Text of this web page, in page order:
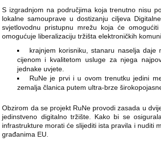
S izgradnjom na područjima koja trenutno nisu
lokalne samouprave u dostizanju ciljeva
svjetlovodnu pristupnu mrežu koja će
omogućuje liberalizaciju tržišta elektroničkih
krajnjem korisniku, stanaru naselja
cijenom i kvalitetom usluge za njega
jednake uvjete.
RuNe je prvi i u ovom trenutku jedini
zemalja članica putem ultra-brze
Obzirom da se projekt RuNe provodi zasada u
jedinstveno digitalno tržište. Kako bi se
infrastrukture morati će slijediti ista pravila i nuditi
građanima EU.